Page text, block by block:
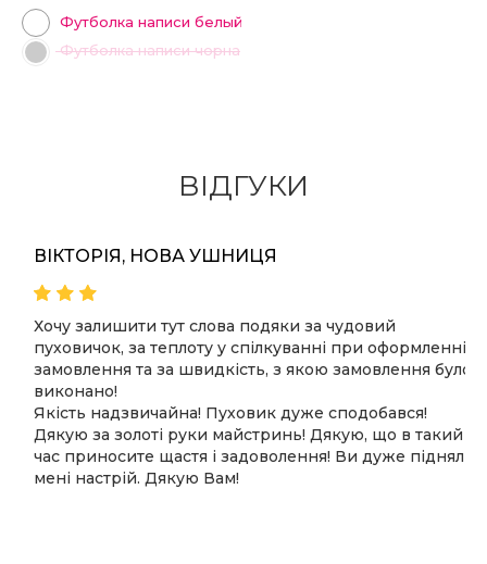
Футболка написи белый
Футболка написи чорна
ВІДГУКИ
ВІКТОРІЯ, НОВА УШНИЦЯ
Хочу залишити тут слова подяки за чудовий
пуховичок, за теплоту у спілкуванні при оформленні
замовлення та за швидкість, з якою замовлення було
виконано!
Якість надзвичайна! Пуховик дуже сподобався!
Дякую за золоті руки майстринь! Дякую, що в такий
час приносите щастя і задоволення! Ви дуже підняли
мені настрій. Дякую Вам!